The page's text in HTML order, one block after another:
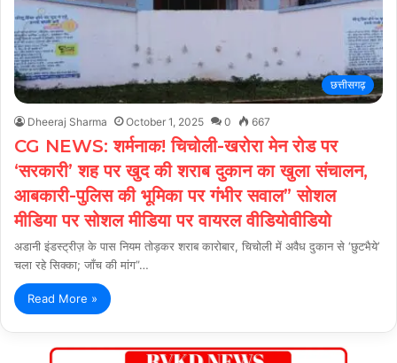
छत्तीसगढ़
Dheeraj Sharma October 1, 2025 0 667
CG NEWS: शर्मनाक! चिचोली-खरोरा मेन रोड पर
‘सरकारी’ शह पर खुद की शराब दुकान का खुला संचालन,
आबकारी-पुलिस की भूमिका पर गंभीर सवाल” सोशल
मीडिया पर सोशल मीडिया पर वायरल वीडियोवीडियो
अडानी इंडस्ट्रीज़ के पास नियम तोड़कर शराब कारोबार, चिचोली में अवैध दुकान से ‘छुटभैये’
चला रहे सिक्का; जाँच की मांग”…
Read More »